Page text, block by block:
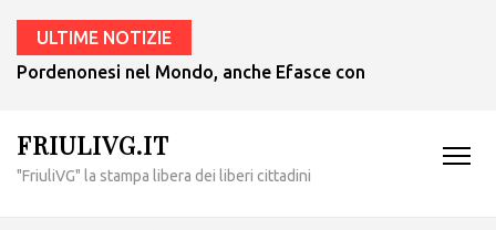
ULTIME NOTIZIE
Pordenonesi nel Mondo, anche Efasce con il presidente
FRIULIVG.IT
"FriuliVG" la stampa libera dei liberi cittadini